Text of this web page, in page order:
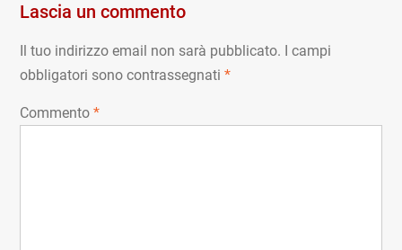
Lascia un commento
Il tuo indirizzo email non sarà pubblicato.
I campi
obbligatori sono contrassegnati *
Commento *